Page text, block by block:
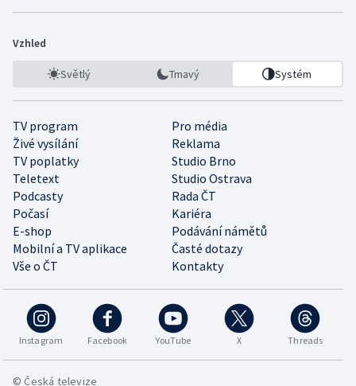
Vzhled
Světlý Tmavý Systém
TV program
Pro média
Živé vysílání
Reklama
TV poplatky
Studio Brno
Teletext
Studio Ostrava
Podcasty
Rada ČT
Počasí
Kariéra
E-shop
Podávání námětů
Mobilní a TV aplikace
Časté dotazy
Vše o ČT
Kontakty
Instagram Facebook YouTube X Threads
© Česká televize